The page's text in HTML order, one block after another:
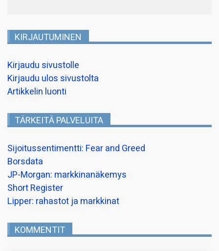
KIRJAUTUMINEN
Kirjaudu sivustolle
Kirjaudu ulos sivustolta
Artikkelin luonti
TÄRKEITÄ PALVELUITA
Sijoitussentimentti: Fear and Greed
Borsdata
JP-Morgan: markkinanäkemys
Short Register
Lipper: rahastot ja markkinat
KOMMENTIT